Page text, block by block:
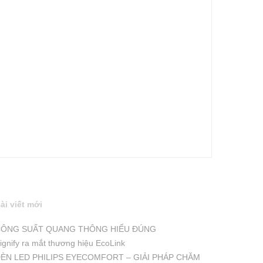
viết mới
SUẤT QUANG THÔNG HIỂU ĐÚNG
ra mắt thương hiệu EcoLink
LED PHILIPS EYECOMFORT – GIẢI PHÁP CHĂM